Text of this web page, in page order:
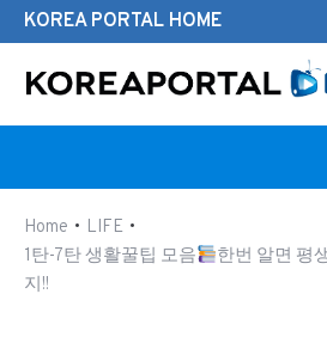
KOREA PORTAL HOME
Home • LIFE •
1탄-7탄 생활꿀팁 모음
한번 알면 평
지!!